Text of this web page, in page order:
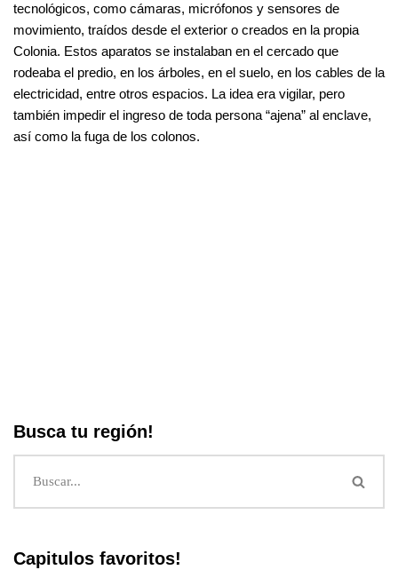
tecnológicos, como cámaras, micrófonos y sensores de
movimiento, traídos desde el exterior o creados en la propia
Colonia. Estos aparatos se instalaban en el cercado que
rodeaba el predio, en los árboles, en el suelo, en los cables de la
electricidad, entre otros espacios. La idea era vigilar, pero
también impedir el ingreso de toda persona “ajena” al enclave,
así como la fuga de los colonos.
Busca tu región!
Capitulos favoritos!